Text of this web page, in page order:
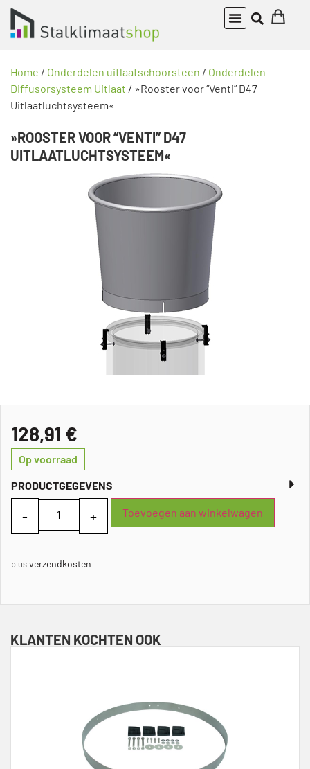
Home / Onderdelen uitlaatschoorsteen / Onderdelen
Diffusorsysteem Uitlaat / »Rooster voor “Venti” D47
Uitlaatluchtsysteem«
»ROOSTER VOOR “VENTI” D47
UITLAATLUCHTSYSTEEM«
128,91 €
Op voorraad
PRODUCTGEGEVENS
Toevoegen aan winkelwagen
plusverzendkosten
KLANTEN KOCHTEN OOK